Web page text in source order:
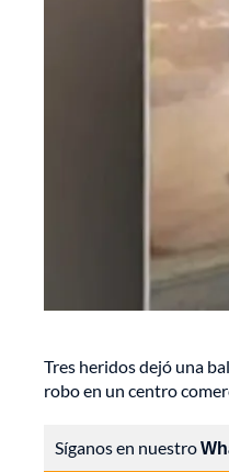
Tres heridos dejó una
robo en un centro
Síganos en nuestro